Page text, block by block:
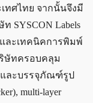
ทศไทย จากนั้นจึงมี
SYSCON Labels
ละเทคนิคการพิมพ์
ษัทครอบคลุม
ละบรรจุภัณฑ์รูป
multi-layer